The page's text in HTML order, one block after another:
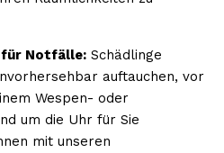
für Notfälle: Schädlinge
auftauchen, vor
Wespen- oder
um die Uhr für Sie
mit unseren